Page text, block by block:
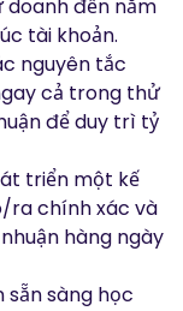
đến nắm
tài khoản.
nguyên tắc
cả trong thử
để duy trì tỷ
triển một kế
ra chính xác và
hàng ngày
sẵn sàng học